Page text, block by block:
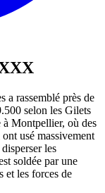
a rassemblé près de
selon les Gilets
à Montpellier, où des
usé massivement
les
soldée par une
et les forces de